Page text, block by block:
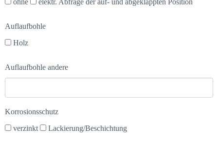
ohne elektr. Abfrage der auf- und abgeklappten Position
Auflaufbohle
Holz
Auflaufbohle andere
Korrosionsschutz
verzinkt
Lackierung/Beschichtung